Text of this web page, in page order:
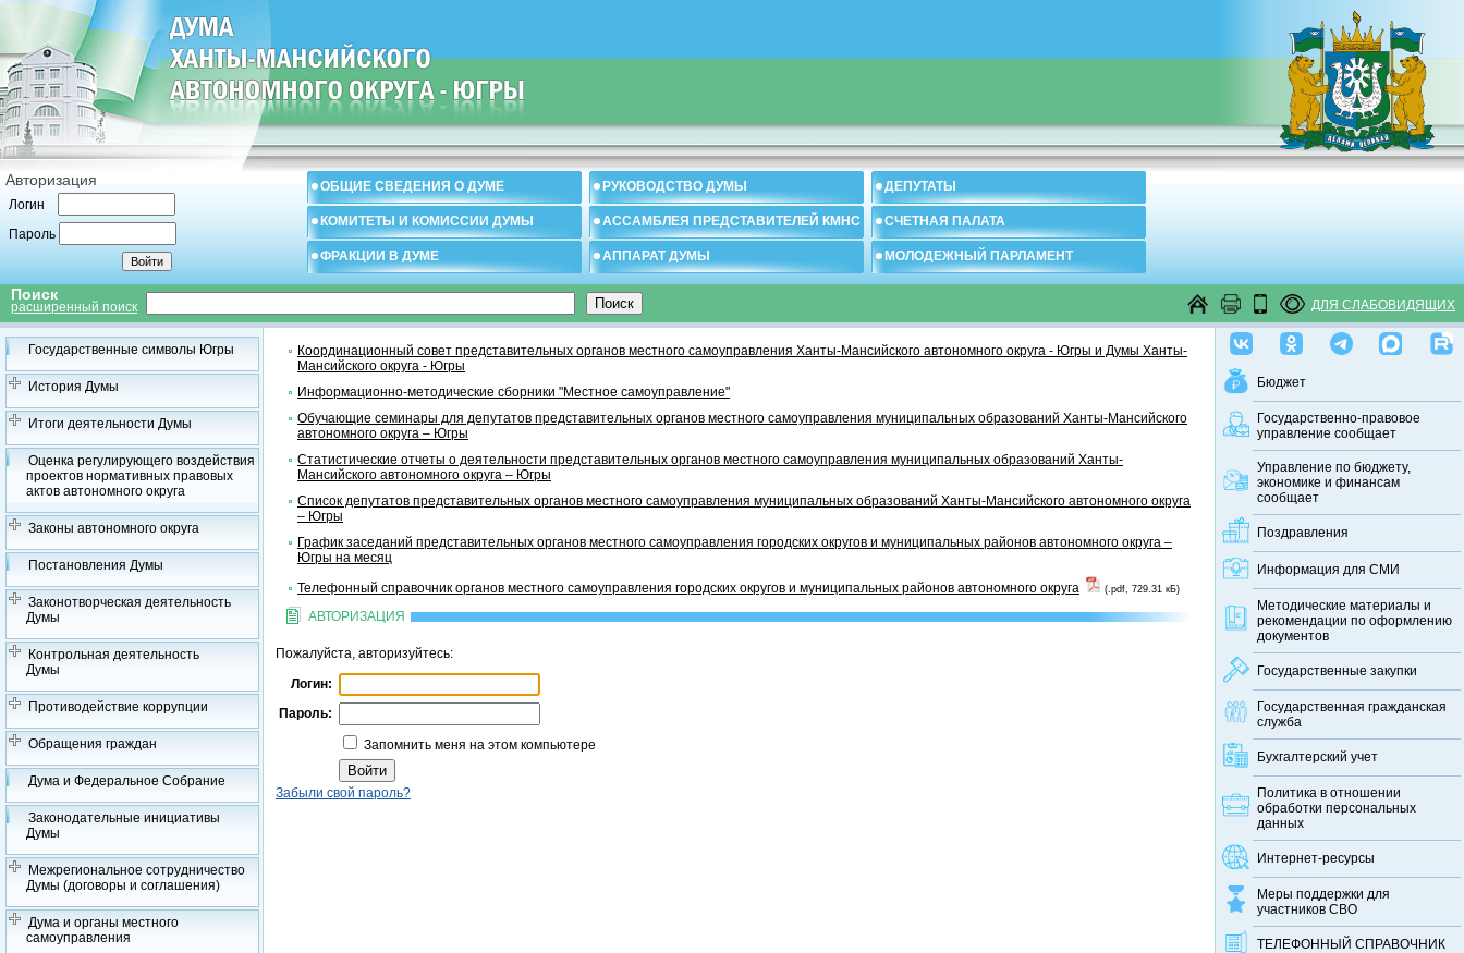
Авторизация
Логин
Пароль
ОБЩИЕ СВЕДЕНИЯ О ДУМЕ РУКОВОДСТВО ДУМЫ ДЕПУТАТЫ
КОМИТЕТЫ И КОМИССИИ ДУМЫ АССАМБЛЕЯ ПРЕДСТАВИТЕЛЕЙ КМНС СЧЕТНАЯ ПАЛАТА
ФРАКЦИИ В ДУМЕ АППАРАТ ДУМЫ МОЛОДЕЖНЫЙ ПАРЛАМЕНТ
Поиск
расширенный поиск ДЛЯ СЛАБОВИДЯЩИХ
Государственные символы Югры
История Думы
Итоги деятельности Думы
Оценка регулирующего воздействия
проектов нормативных правовых
актов автономного округа
Законы автономного округа
Постановления Думы
Законотворческая деятельность
Думы
Контрольная деятельность
Думы
Противодействие коррупции
Обращения граждан
Дума и Федеральное Собрание
Законодательные инициативы
Думы
Межрегиональное сотрудничество
Думы (договоры и соглашения)
Дума и органы местного
самоуправления
Бюджет
Государственно-правовое
управление сообщает
Управление по бюджету,
экономике и финансам
сообщает
Поздравления
Информация для СМИ
Методические материалы и
рекомендации по оформлению
документов
Государственные закупки
Государственная гражданская
служба
Бухгалтерский учет
Политика в отношении
обработки персональных
данных
Интернет-ресурсы
Меры поддержки для
участников СВО
ТЕЛЕФОННЫЙ CПРАВОЧНИК
Координационный совет представительных органов местного самоуправления Ханты-Мансийского автономного округа - Югры и Думы Ханты-
Мансийского округа - Югры
Информационно-методические сборники "Местное самоуправление"
Обучающие семинары для депутатов представительных органов местного самоуправления муниципальных образований Ханты-Мансийского
автономного округа – Югры
Статистические отчеты о деятельности представительных органов местного самоуправления муниципальных образований Ханты-
Мансийского автономного округа – Югры
Список депутатов представительных органов местного самоуправления муниципальных образований Ханты-Мансийского автономного округа
– Югры
График заседаний представительных органов местного самоуправления городских округов и муниципальных районов автономного округа –
Югры на месяц
Телефонный справочник органов местного самоуправления городских округов и муниципальных районов автономного округа
(.pdf, 729.31 кБ)
АВТОРИЗАЦИЯ
Пожалуйста, авторизуйтесь:
Логин:
Пароль:
Запомнить меня на этом компьютере
Забыли свой пароль?